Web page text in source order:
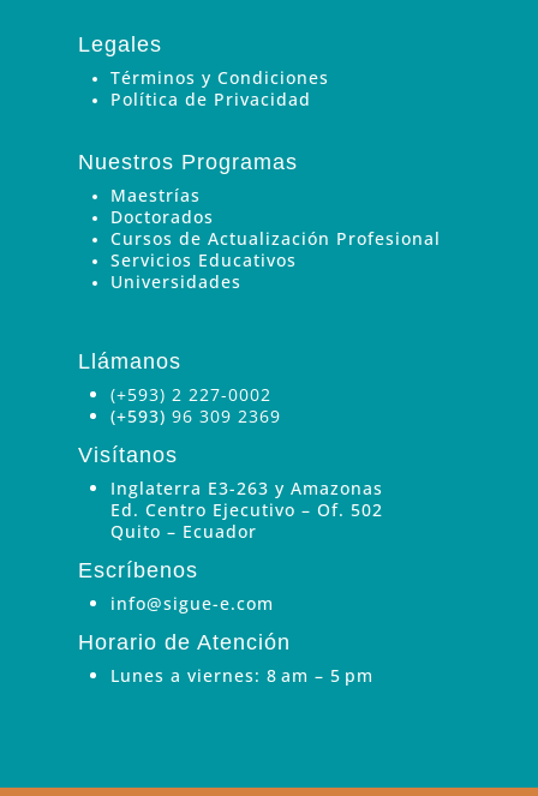
Legales
Términos y Condiciones
Política de Privacidad
Nuestros Programas
Maestrías
Doctorados
Cursos de Actualización Profesional
Servicios Educativos
Universidades
Llámanos
(+593) 2 227-0002
(+593) 96 309 2369
Visítanos
Inglaterra E3-263 y Amazonas
Ed. Centro Ejecutivo – Of. 502
Quito – Ecuador
Escríbenos
info@sigue-e.com
Horario de Atención
Lunes a viernes: 8 am – 5 pm